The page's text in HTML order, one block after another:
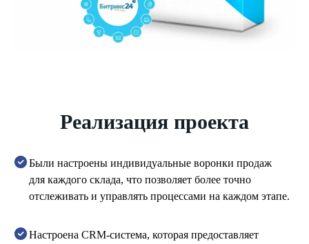
Реализация проекта
Были настроены индивидуальные воронки продаж
для каждого склада, что позволяет более точно
отслеживать и управлять процессами на каждом этапе.
Настроена CRM-система, которая предоставляет